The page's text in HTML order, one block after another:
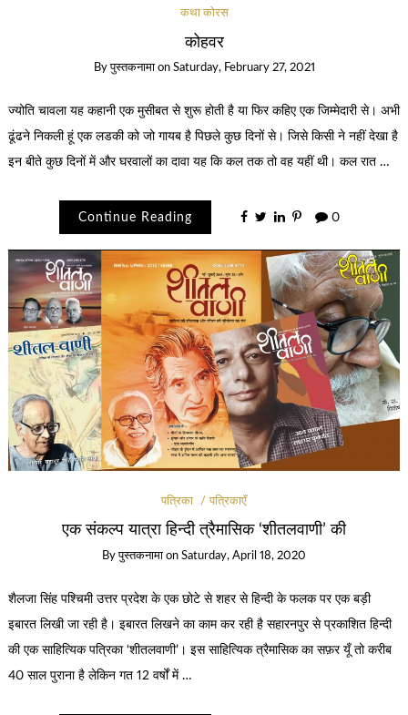
कथा कोरस
कोहवर
Byपुस्तकनामा on Saturday, February 27, 2021
ज्योति चावला यह कहानी एक मुसीबत से शुरू होती है या फिर कहिए एक जिम्मेदारी से। अभी
ढूंढने निकली हूं एक लडकी को जो गायब है पिछले कुछ दिनों से। जिसे किसी ने नहीं देखा है
इन बीते कुछ दिनों में और घरवालों का दावा यह कि कल तक तो वह यहीं थी। कल रात …
Continue Reading 0
पत्रिका पत्रिकाएँ
एक संकल्प यात्रा हिन्दी त्रैमासिक ‘शीतलवाणी’ की
Byपुस्तकनामा on Saturday, April 18, 2020
शैलजा सिंह पश्चिमी उत्तर प्रदेश के एक छोटे से शहर से हिन्दी के फलक पर एक बड़ी
इबारत लिखी जा रही है। इबारत लिखने का काम कर रही है सहारनपुर से प्रकाशित हिन्दी
की एक साहित्यिक पत्रिका ‘शीतलवाणी’। इस साहित्यिक त्रैमासिक का सफ़र यूँ तो करीब
40 साल पुराना है लेकिन गत 12 वर्षों में …